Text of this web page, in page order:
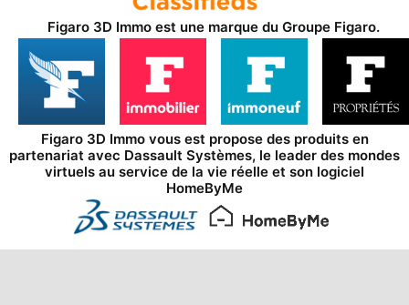
Figaro 3D Immo est une marque du Groupe Figaro.
Figaro 3D Immo vous est propose des produits en
partenariat avec Dassault Systèmes, le leader des mondes
virtuels au service de la vie réelle et son logiciel
HomeByMe